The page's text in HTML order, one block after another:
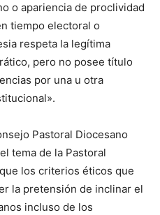
o apariencia de proclividad
tiempo electoral o
respeta la legítima
pero no posee título
por una u otra
Pastoral Diocesano
tema de la Pastoral
los criterios éticos que
la pretensión de inclinar el
incluso de los